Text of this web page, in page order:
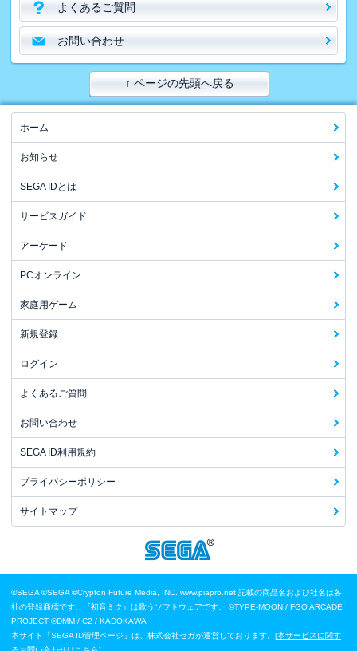
よくあるご質問
お問い合わせ
↑ ページの先頭へ戻る
ホーム
お知らせ
SEGA IDとは
サービスガイド
アーケード
PCオンライン
家庭用ゲーム
新規登録
ログイン
よくあるご質問
お問い合わせ
SEGA ID利用規約
プライバシーポリシー
サイトマップ
©SEGA ©SEGA ©Crypton Future Media, INC. www.piapro.net 記載の商品名および社名は各
社の登録商標です。『初音ミク』は歌うソフトウェアです。
©TYPE-MOON / FGO ARCADE
PROJECT ©DMM / C2 / KADOKAWA
本サイト「SEGA ID管理ページ」は、株式会社セガが運営しております。[本サービスに関す